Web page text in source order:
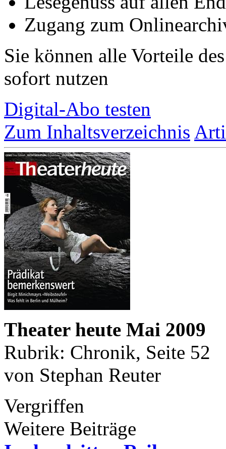
Zugang zum
Sie können alle Vorteile
sofort nutzen
Digital-Abo testen
Zum Inhaltsverzeichnis
Theater heute Mai 2009
Rubrik: Chronik, Seite 52
von Stephan Reuter
Vergriffen
Weitere Beiträge